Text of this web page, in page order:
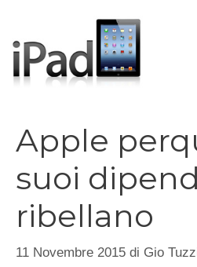
contenuto
Apple
suoi
ribellano
11 Novembre 2015 di Gio